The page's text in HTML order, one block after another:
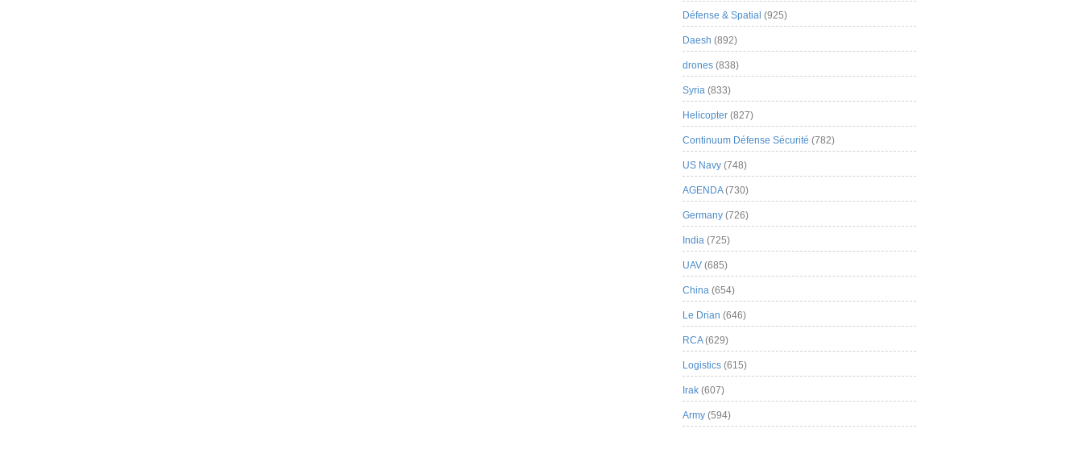
Défense & Spatial (925)
Daesh (892)
drones (838)
Syria (833)
Helicopter (827)
Continuum Défense Sécurité (782)
US Navy (748)
AGENDA(730)
Germany (726)
India (725)
UAV (685)
China (654)
Le Drian (646)
RCA(629)
Logistics (615)
Irak (607)
Army (594)